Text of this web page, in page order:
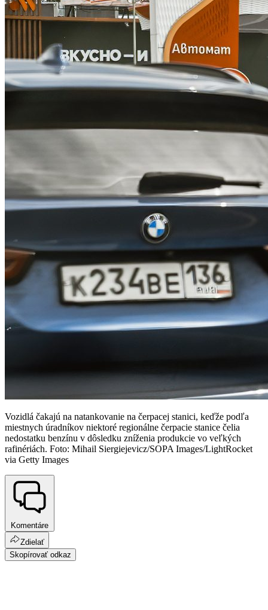
Vozidlá čakajú na natankovanie na čerpacej stanici, keďže podľa
miestnych úradníkov niektoré regionálne čerpacie stanice čelia
nedostatku benzínu v dôsledku zníženia produkcie vo veľkých
rafinériách. Foto: Mihail Siergiejevicz/SOPA Images/LightRocket
via Getty Images
Komentáre
Zdielať
Skopírovať odkaz